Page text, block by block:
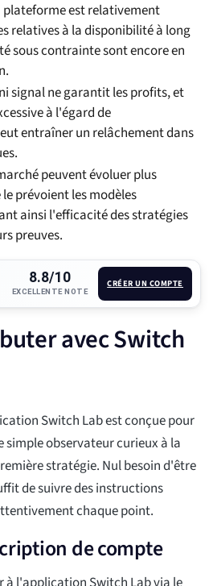
plateforme est relativement
relatives à la disponibilité à long
sous contrainte sont encore en
signal ne garantit les profits, et
à l'égard de
entraîner un relâchement dans
peuvent évoluer plus
prévoient les modèles
ainsi l'efficacité des stratégies
preuves.
8.8/10
EXCELLENTE NOTE
CRÉER UN COMPTE
avec Switch
Switch Lab est conçue pour
simple observateur curieux à la
stratégie. Nul besoin d'être
de suivre des instructions
chaque point.
de compte